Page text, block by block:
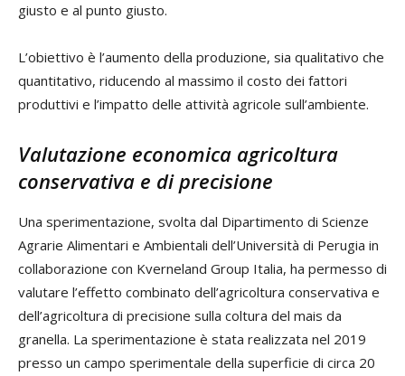
giusto e al punto giusto.
L’obiettivo è l’aumento della produzione, sia qualitativo che
quantitativo, riducendo al massimo il costo dei fattori
produttivi e l’impatto delle attività agricole sull’ambiente.
Valutazione economica agricoltura
conservativa e di precisione
Una sperimentazione, svolta dal Dipartimento di Scienze
Agrarie Alimentari e Ambientali dell’Università di Perugia in
collaborazione con Kverneland Group Italia, ha permesso di
valutare l’effetto combinato dell’agricoltura conservativa e
dell’agricoltura di precisione sulla coltura del mais da
granella. La sperimentazione è stata realizzata nel 2019
presso un campo sperimentale della superficie di circa 20